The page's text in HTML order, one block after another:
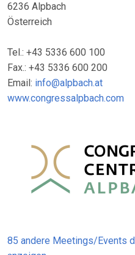
6236 Alpbach
Österreich
Tel.: +43 5336 600 100
Fax.: +43 5336 600 200
Email: info@alpbach.at
www.congressalpbach.com
85 andere Meetings/Events